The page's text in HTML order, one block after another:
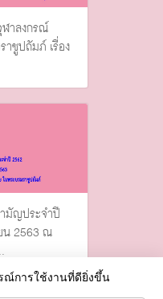
าลงกรณ์
ชูปถัมภ์ เรื่อง
มัญประจำปี
น 2563 ณ
ณ์การใช้งานที่ดียิ่งขึ้น